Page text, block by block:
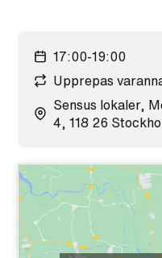
17:00-19:00
Upprepas
Sensus lokaler,
4, 118 26